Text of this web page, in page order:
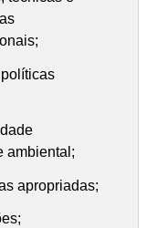
ambiental;
apropriadas;